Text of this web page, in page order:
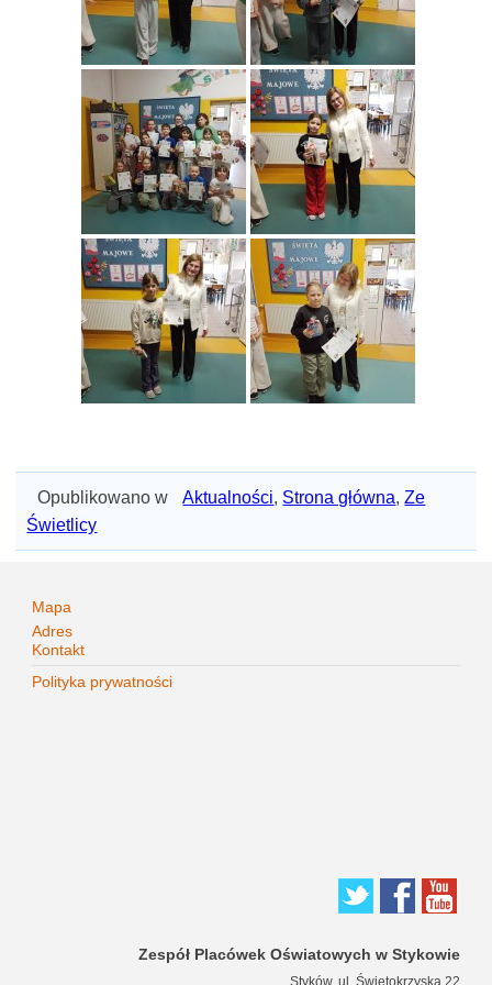
Opublikowano w Aktualności, Strona główna,Ze
Świetlicy
Mapa
Adres
Kontakt
Polityka prywatności
Zespół Placówek Oświatowych w Stykowie
Styków, ul. Świętokrzyska 22